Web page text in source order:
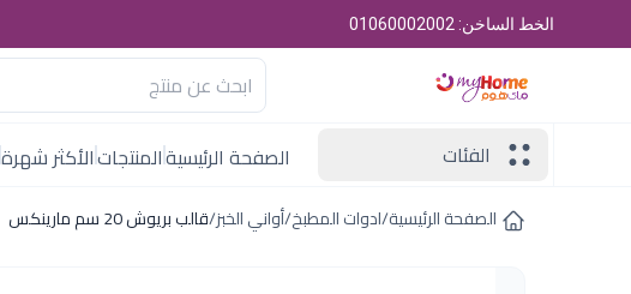
الخط الساخن: 01060002002
الفئات
الصفحة الرئيسيةالمنتجاتالأكثر شهرة
الصفحة الرئيسية/ادوات المطبخ/أواني الخبز/قالب بريوش 20 سم مارينكس